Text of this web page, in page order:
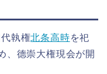
執権北条高時を祀
、德崇大権現会が開